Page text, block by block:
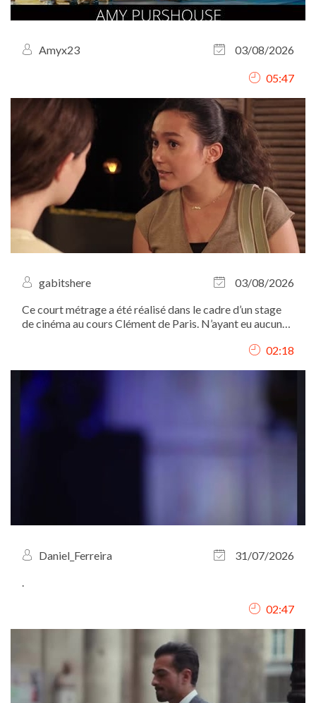
Amyx23 03/08/2026
05:47
gabitshere
03/08/2026
Ce court métrage a été réalisé dans le cadre d’un stage
de cinéma au cours Clément de Paris. N’ayant eu aucune
de mettre en avant mes talents naturels de comédienne.
02:18
Daniel_Ferreira
31/07/2026
02:47